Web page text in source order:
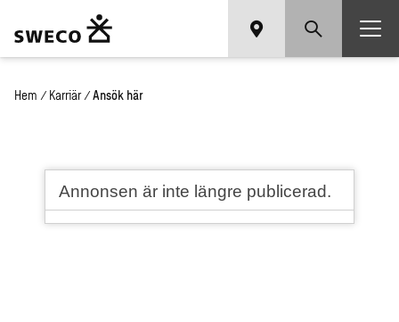
Hem / Karriär / Ansök här